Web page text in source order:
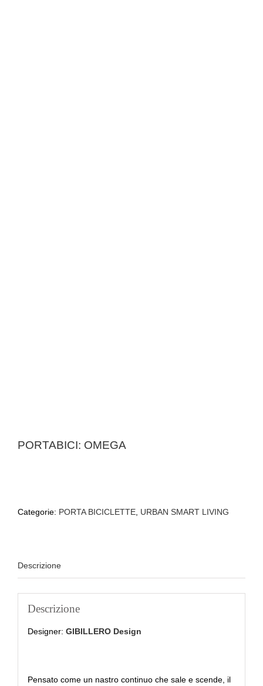
PORTABICI: OMEGA
Categorie: PORTA BICICLETTE, URBAN SMART LIVING
Descrizione
Descrizione
Designer: GIBILLERO Design
Pensato come un nastro continuo che sale e scende, il